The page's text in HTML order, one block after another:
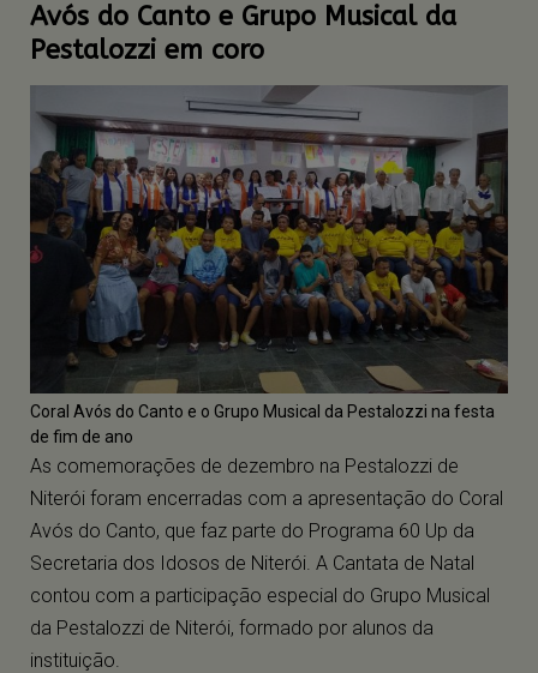
Avós do Canto e Grupo Musical da
Pestalozzi em coro
Coral Avós do Canto e o Grupo Musical da Pestalozzi na festa
de fim de ano
As comemorações de dezembro na Pestalozzi de
Niterói foram encerradas com a apresentação do Coral
Avós do Canto, que faz parte do Programa 60 Up da
Secretaria dos Idosos de Niterói. A Cantata de Natal
contou com a participação especial do Grupo Musical
da Pestalozzi de Niterói, formado por alunos da
instituição.
Usamos cookies em nosso site para fornecer a
experiência mais relevante de nossos usuários,
lembrando suas preferências e visitas repetidas. Ao
clicar em “Aceitar”, você concorda com o uso de
TODOS os cookies. No entanto, você pode visitar
"Configurações de cookies" para fornecer um
consentimento controlado.
Configuração de Cookies Aceitar